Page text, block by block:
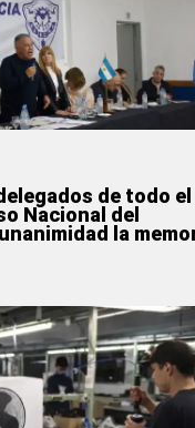
de todo el
Nacional del
la